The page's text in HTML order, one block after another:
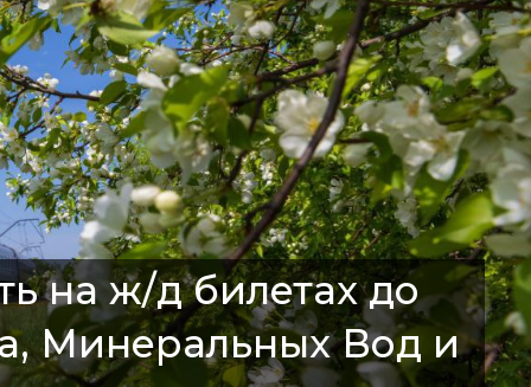
на ж/д билетах до
Минеральных Вод и